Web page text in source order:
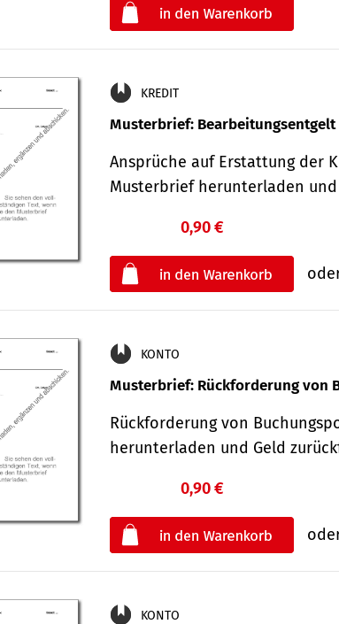
KREDIT
Musterbrief:
Ansprüche auf Erstattung der
Musterbrief herunterladen
0,90 €
KONTO
Musterbrief: Rückforderung von
Rückforderung von
herunterladen und Geld
0,90 €
KONTO